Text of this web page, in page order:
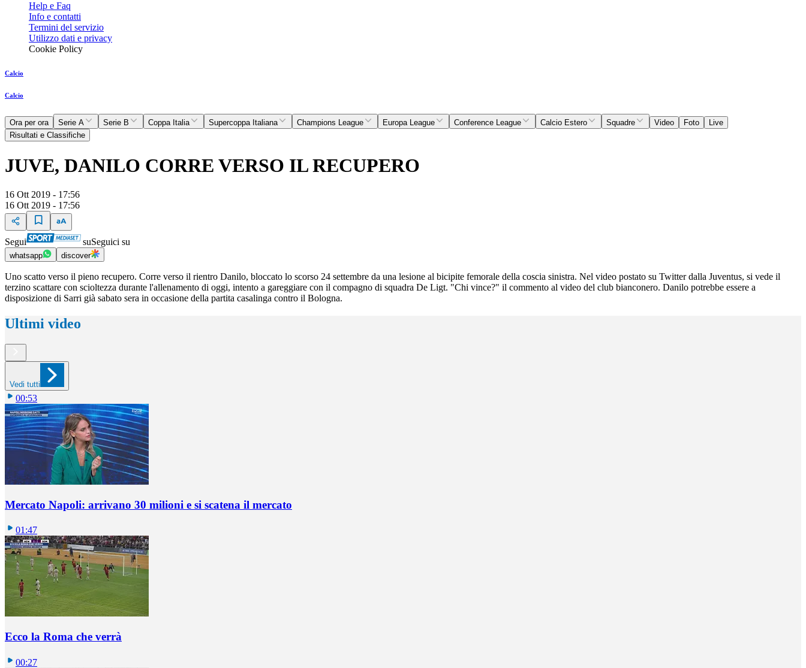
Help e Faq
Info e contatti
Termini del servizio
Utilizzo dati e privacy
Cookie Policy
Calcio
Calcio
Ora per ora Serie A Serie B Coppa Italia Supercoppa Italiana Champions League Europa League Conference League Calcio Estero Squadre Video Foto
Live
Risultati e Classifiche
JUVE, DANILO CORRE VERSO IL RECUPERO
16 Ott 2019 - 17:56
16 Ott 2019 - 17:56
Segui suSeguici su
whatsapp discover
Uno scatto verso il pieno recupero. Corre verso il rientro Danilo, bloccato lo scorso 24 settembre da una lesione al bicipite femorale della coscia sinistra. Nel video postato su Twitter dalla Juventus, si vede il
terzino scattare con scioltezza durante l'allenamento di oggi, intento a gareggiare con il compagno di squadra De Ligt. "Chi vince?" il commento al video del club bianconero. Danilo potrebbe essere a
disposizione di Sarri già sabato sera in occasione della partita casalinga contro il Bologna.
Ultimi video
Vedi tutti
00:53
Mercato Napoli: arrivano 30 milioni e si scatena il mercato
01:47
Ecco la Roma che verrà
00:27